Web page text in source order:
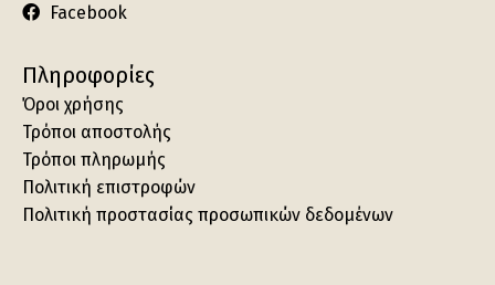
Facebook
Πληροφορίες
Όροι χρήσης
Τρόποι αποστολής
Τρόποι πληρωμής
Πολιτική επιστροφών
Πολιτική προστασίας προσωπικών δεδομένων